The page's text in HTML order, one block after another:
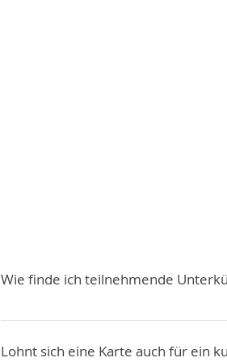
Wie finde ich teilnehmende
Eine Liste der teilnehmenden
auch Filter nach Region,
Lohnt sich eine Karte auch für ein